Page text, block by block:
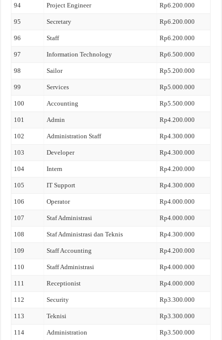
94 Project Engineer Rp6.200.000
95 Secretary Rp6.200.000
96 Staff Rp6.200.000
97 Information Technology Rp6.500.000
98 Sailor Rp5.200.000
99 Services Rp5.000.000
100 Accounting Rp5.500.000
101 Admin Rp4.200.000
102 Administration Staff Rp4.300.000
103 Developer Rp4.300.000
104 Intern Rp4.200.000
105 IT Support Rp4.300.000
106 Operator Rp4.000.000
107 Staf Administrasi Rp4.000.000
108 Staf Administrasi dan Teknis Rp4.300.000
109 Staff Accounting Rp4.200.000
110 Staff Administrasi Rp4.000.000
111 Receptionist Rp4.000.000
112 Security Rp3.300.000
113 Teknisi Rp3.300.000
114 Administration Rp3.500.000